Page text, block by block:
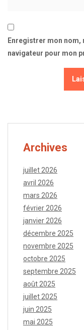
Enregistrer mon nom,
navigateur pour mon
Archives
juillet 2026
avril 2026
mars 2026
février 2026
janvier 2026
décembre 2025
novembre 2025
octobre 2025
septembre 2025
août 2025
juillet 2025
juin 2025
mai 2025